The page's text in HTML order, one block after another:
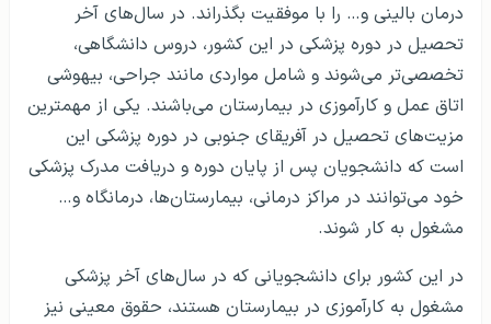
درمان بالینی و… را با موفقیت بگذراند. در سال‌های آخر
تحصیل در دوره پزشکی در این کشور، دروس دانشگاهی،
تخصصی‌تر می‌شوند و شامل مواردی مانند جراحی، بیهوشی
اتاق عمل و کارآموزی در بیمارستان می‌باشند. یکی از مهمترین
مزیت‌های تحصیل در آفریقای جنوبی در دوره پزشکی این
است که دانشجویان پس از پایان دوره و دریافت مدرک پزشکی
خود می‌توانند در مراکز درمانی، بیمارستان‌ها، درمانگاه و…
مشغول به کار شوند.
در این کشور برای دانشجویانی که در سال‌های آخر پزشکی
مشغول به کارآموزی در بیمارستان هستند، حقوق معینی نیز